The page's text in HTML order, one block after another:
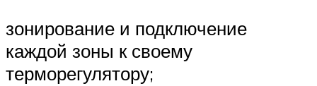
зонирование и подключение
каждой зоны к своему
терморегулятору;